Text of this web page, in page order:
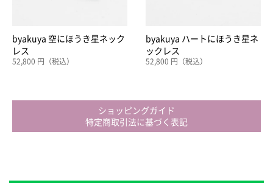
byakuya 空にほうき星ネック
レス
52,800 円（税込）
byakuya ハートにほうき星ネ
ックレス
52,800 円（税込）
ショッピングガイド
特定商取引法に基づく表記